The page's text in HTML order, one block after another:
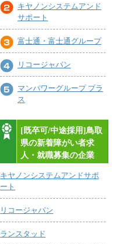
キヤノンシステムアンド
サポート
富士通・富士通グループ
リコージャパン
マンパワーグループ プラ
ス
[既卒可/中途採用]鳥取
県の新着障がい者求
人・就職募集の企業
キヤノンシステムアンドサポ
ート
リコージャパン
ランスタッド